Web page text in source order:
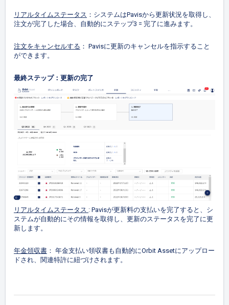
リアルタイムステータス ：システムはPavisから更新状況を取得し、
注文が完了した場合、自動的にステップ3 = 完了に進みます。
注文をキャンセルする ： Pavisに更新のキャンセルを指示すること
ができます。
最終ステップ：更新の完了
リアルタイムステータス : Pavisが更新料の支払いを完了すると、シ
ステムが自動的にその情報を取得し、更新のステータスを完了に更
新します。
年金領収書 ： 年金支払い領収書も自動的にOrbit Assetにアップロー
ドされ、関連特許に紐づけされます。